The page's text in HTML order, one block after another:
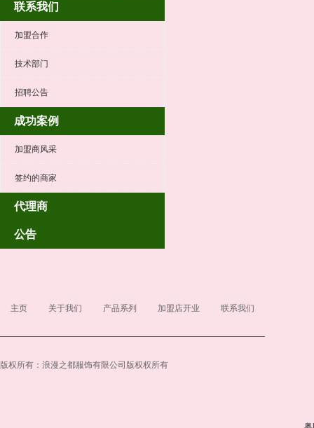
联系我们
加盟合作
技术部门
招聘公告
成功案例
加盟商风采
签约的商家
代理商
公告
主页 关于我们 产品系列 加盟店开业 联系我们
版权所有：浪漫之都服饰有限公司版权权所有